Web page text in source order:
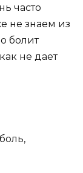
часто
не знаем из
болит
не дает